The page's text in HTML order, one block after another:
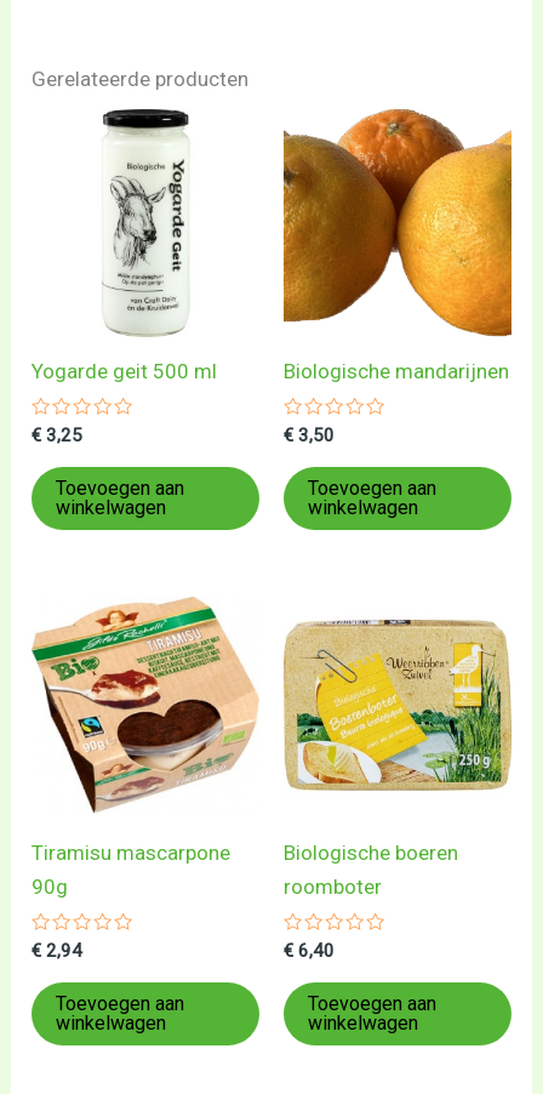
Gerelateerde producten
Yogarde geit 500 ml
Gewaardeerd
uit
5
€ 3,25
Toevoegen aan
winkelwagen
Biologische mandarijnen
Gewaardeerd
uit
5
€ 3,50
Toevoegen aan
winkelwagen
Tiramisu mascarpone
90g
Gewaardeerd
uit
5
€ 2,94
Toevoegen aan
winkelwagen
Biologische boeren
roomboter
Gewaardeerd
uit
5
€ 6,40
Toevoegen aan
winkelwagen